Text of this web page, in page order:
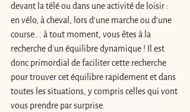
devant la télé ou dans une activité de loisir :
en vélo, à cheval, lors d'une marche ou d'une
course... à tout moment, vous êtes à la
recherche d'un équilibre dynamique ! Il est
donc primordial de faciliter cette recherche
pour trouver cet équilibre rapidement et dans
toutes les situations, y compris celles qui vont
vous prendre par surprise.